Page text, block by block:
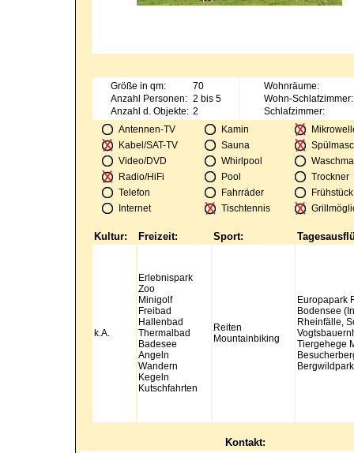
Größe in qm:
70
Anzahl Personen: 2 bis 5
Anzahl d. Objekte: 2
Wohnräume:
Wohn-Schlafzimmer:
Schlafzimmer:
Antennen-TV
Kamin
Kabel/SAT-TV
Sauna
Video/DVD
Whirlpool
Radio/HiFi
Pool
Trockner
Telefon
Fahrräder
Internet
Tischtennis
Kultur: Freizeit: Sport:
k.A.
Erlebnispark
Zoo
Minigolf
Freibad
Hallenbad
Thermalbad
Badesee
Angeln
Wandern
Kegeln
Kutschfahrten
Reiten
Mountainbiking
Europapark
Bodensee
Rheinfälle,
Tiergehege
Kontakt: